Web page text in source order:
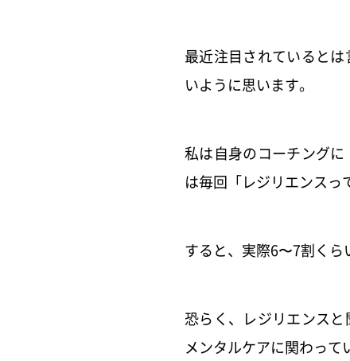
最近注目されていると
いように思います。
私は自身のコーチング
は毎回「レジリエンスっ
すると、実際6〜7割くら
恐らく、レジリエンス
メンタルケアに関わって